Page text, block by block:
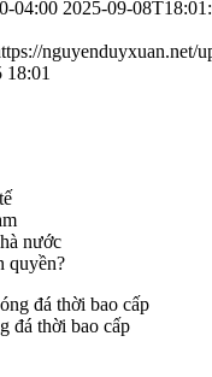
04:00 2025-09-
nguyenduyxuan.net/
nước
quyền?
đá thời bao cấp